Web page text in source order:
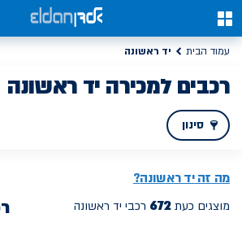
0
עמוד הבית יד ראשונה
רכבים למכירה יד ראשונה
סינון
מה זהיד ראשונה?
מוצגים כעת רכבי יד ראשונה